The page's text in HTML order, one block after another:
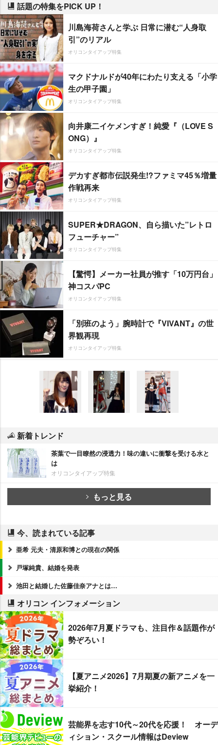
話題の特集をPICK UP！
川島海荷さんと学ぶ 日常に潜む“人身取
引”のリアル
オリコンタイアップ特集
マクドナルドが40年にわたり支える「小学
生の甲子園」
オリコンタイアップ特集
向井康二イケメンすぎ！純愛『（LOVE S
ONG）』
オリコンタイアップ特集
デカすぎ都市伝説発生!?ファミマ45％増量
作戦再来
オリコンタイアップ特集
SUPER★DRAGON、自ら描いた”レトロ
フューチャー”
オリコンタイアップ特集
【驚愕】メーカー社員が推す「10万円台」
神コスパPC
オリコンタイアップ特集
「別班のよう」腕時計で『VIVANT』の世
界観再現
オリコンタイアップ特集
新着トレンド
茶葉で一目瞭然の浸透力！味の違いに衝撃を受ける水と
は
オリコンタイアップ特集
もっと見る
今、読まれている記事
亜希 元夫・清原和博との現在の関係
戸塚純貴、結婚を発表
池田と結婚した佐藤佳奈アナとは…
オリコン インフォメーション
2026年7月夏ドラマも、注目作＆話題作が
勢ぞろい！
【夏アニメ2026】7月期夏の新アニメを一
挙紹介！
芸能界を志す10代～20代を応援！ オーデ
ィション・スクール情報はDeview